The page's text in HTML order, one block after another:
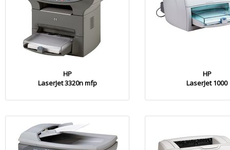
HP
LaserJet 3320n mfp
HP
LaserJet 1000